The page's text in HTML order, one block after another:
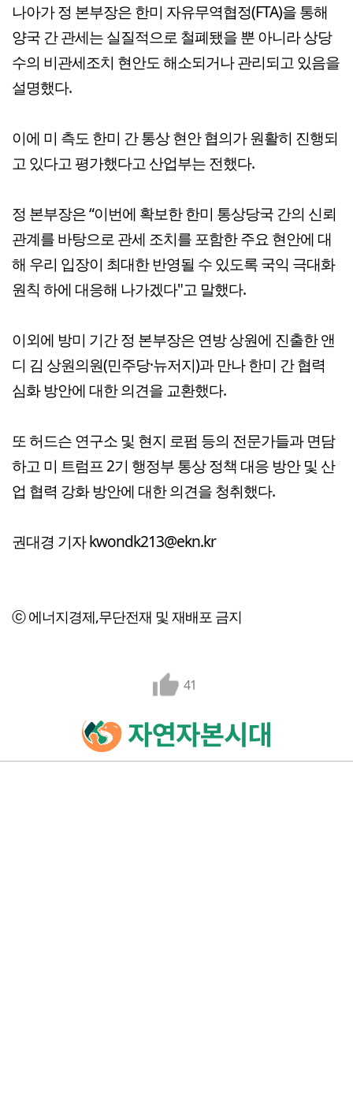
나아가 정 본부장은 한미 자유무역협정(FTA)을 통해
양국 간 관세는 실질적으로 철폐됐을 뿐 아니라 상당
수의 비관세조치 현안도 해소되거나 관리되고 있음을
설명했다.
이에 미 측도 한미 간 통상 현안 협의가 원활히 진행되
고 있다고 평가했다고 산업부는 전했다.
정 본부장은 “이번에 확보한 한미 통상당국 간의 신뢰
관계를 바탕으로 관세 조치를 포함한 주요 현안에 대
해 우리 입장이 최대한 반영될 수 있도록 국익 극대화
원칙 하에 대응해 나가겠다"고 말했다.
이외에 방미 기간 정 본부장은 연방 상원에 진출한 앤
디 김 상원의원(민주당·뉴저지)과 만나 한미 간 협력
심화 방안에 대한 의견을 교환했다.
또 허드슨 연구소 및 현지 로펌 등의 전문가들과 면담
하고 미 트럼프 2기 행정부 통상 정책 대응 방안 및 산
업 협력 강화 방안에 대한 의견을 청취했다.
권대경 기자 kwondk213@ekn.kr
ⓒ 에너지경제,무단전재 및 재배포 금지
41